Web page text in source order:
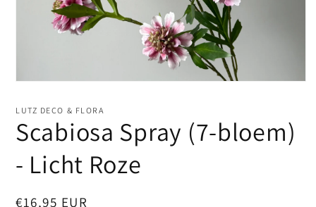
openen
modaal
LUTZ DECO & FLORA
Scabiosa Spray (7-bloem)
- Licht Roze
Normale
€16,95 EUR